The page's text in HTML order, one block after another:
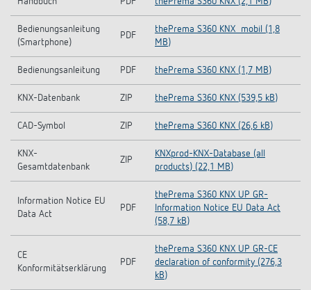
Bedienungsanleitung
(Smartphone)
PDF
thePrema S360 KNX_mobil (1,8
MB)
Bedienungsanleitung PDF thePrema S360 KNX (1,7 MB)
KNX-Datenbank ZIP thePrema S360 KNX (539,5 kB)
CAD-Symbol ZIP thePrema S360 KNX (26,6 kB)
KNX-
Gesamtdatenbank
ZIP
KNXprod-KNX-Database (all
products) (22,1 MB)
Information Notice EU
Data Act
PDF
thePrema S360 KNX UP GR-
Information Notice EU Data Act
(58,7 kB)
CE
Konformitätserklärung
PDF
thePrema S360 KNX UP GR-CE
declaration of conformity (276,3
kB)